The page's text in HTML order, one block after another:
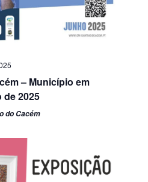
– Município em
2025
do Cacém